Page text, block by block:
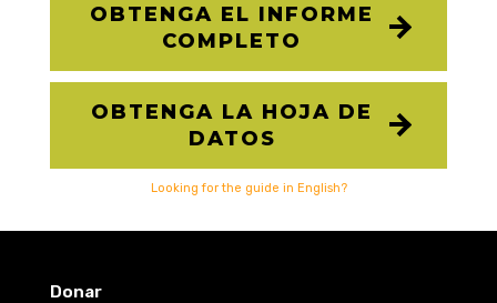
OBTENGA EL INFORME
COMPLETO
OBTENGA LA HOJA DE
DATOS
Looking for the guide in English?
Donar